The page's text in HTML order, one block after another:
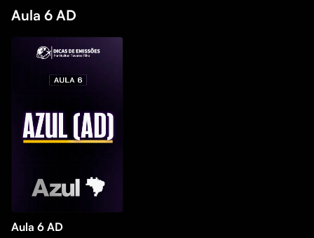
Aula 6 AD
Aula 6 AD